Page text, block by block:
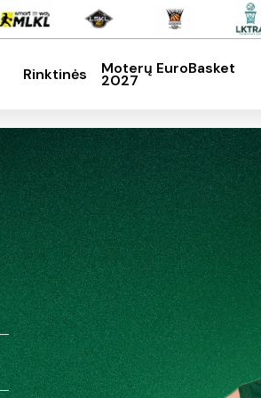
Rinktinės Moterų EuroBasket
2027